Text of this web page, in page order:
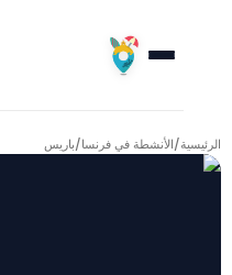
/الأنشطة في فرنسا/ باريس